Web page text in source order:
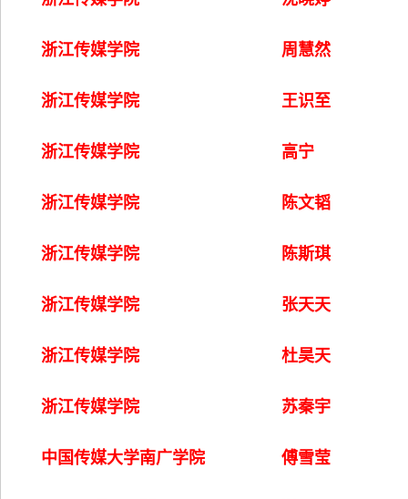
浙江传媒学院 周慧然
浙江传媒学院 王识至
浙江传媒学院 高宁
浙江传媒学院 陈文韬
浙江传媒学院 陈斯琪
浙江传媒学院 张天天
浙江传媒学院 杜昊天
浙江传媒学院 苏秦宇
中国传媒大学南广学院 傅雪莹